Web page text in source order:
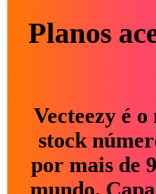
Planos
Vecteezy é
stock
por mais de